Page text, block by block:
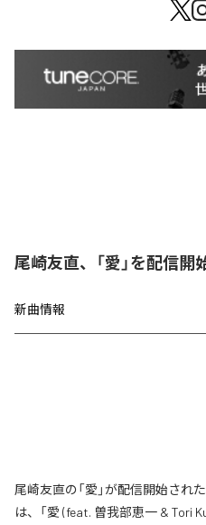
尾崎友直、「愛」を配信開
新曲情報
尾崎友直の「愛」が配信開始され
は、「愛 (feat. 曽我部恵一 & Tori